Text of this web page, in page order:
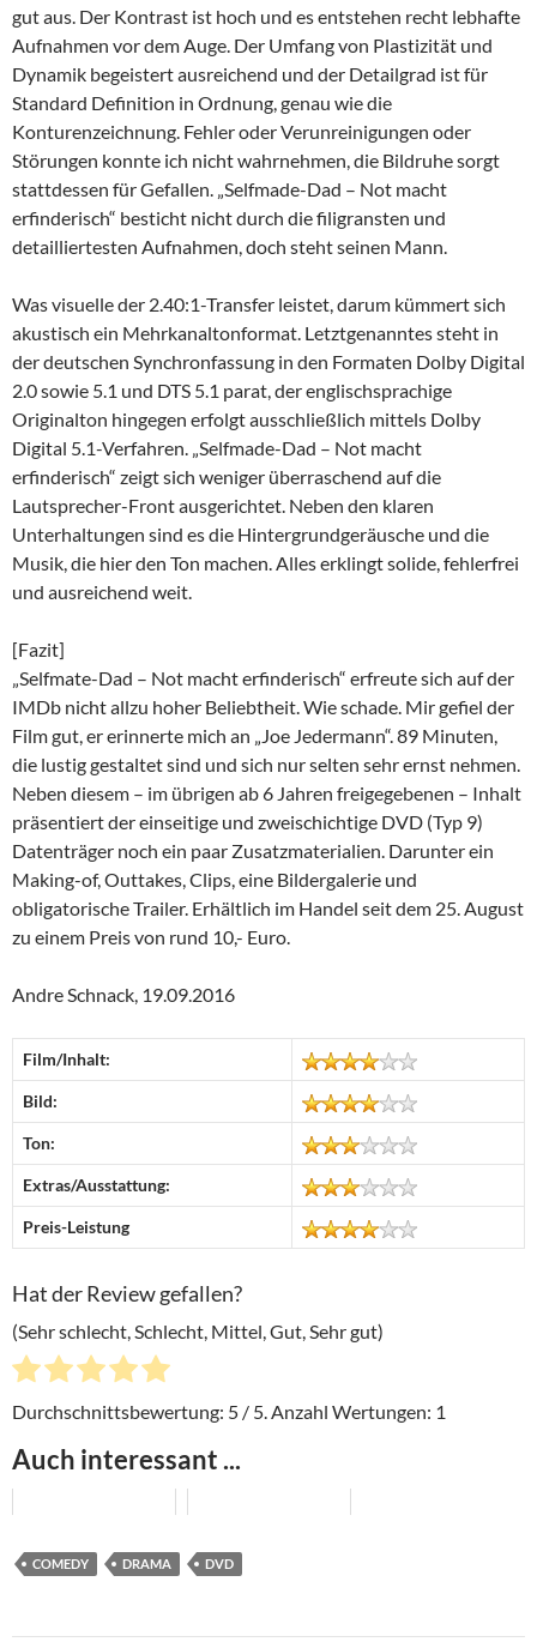
gut aus. Der Kontrast ist hoch und es entstehen recht lebhafte
Aufnahmen vor dem Auge. Der Umfang von Plastizität und
Dynamik begeistert ausreichend und der Detailgrad ist für
Standard Definition in Ordnung, genau wie die
Konturenzeichnung. Fehler oder Verunreinigungen oder
Störungen konnte ich nicht wahrnehmen, die Bildruhe sorgt
stattdessen für Gefallen. „Selfmade-Dad – Not macht
erfinderisch“ besticht nicht durch die filigransten und
detailliertesten Aufnahmen, doch steht seinen Mann.
Was visuelle der 2.40:1-Transfer leistet, darum kümmert sich
akustisch ein Mehrkanaltonformat. Letztgenanntes steht in
der deutschen Synchronfassung in den Formaten Dolby Digital
2.0 sowie 5.1 und DTS 5.1 parat, der englischsprachige
Originalton hingegen erfolgt ausschließlich mittels Dolby
Digital 5.1-Verfahren. „Selfmade-Dad – Not macht
erfinderisch“ zeigt sich weniger überraschend auf die
Lautsprecher-Front ausgerichtet. Neben den klaren
Unterhaltungen sind es die Hintergrundgeräusche und die
Musik, die hier den Ton machen. Alles erklingt solide, fehlerfrei
und ausreichend weit.
[Fazit]
„Selfmate-Dad – Not macht erfinderisch“ erfreute sich auf der
IMDb nicht allzu hoher Beliebtheit. Wie schade. Mir gefiel der
Film gut, er erinnerte mich an „Joe Jedermann“. 89 Minuten,
die lustig gestaltet sind und sich nur selten sehr ernst nehmen.
Neben diesem – im übrigen ab 6 Jahren freigegebenen – Inhalt
präsentiert der einseitige und zweischichtige DVD (Typ 9)
Datenträger noch ein paar Zusatzmaterialien. Darunter ein
Making-of, Outtakes, Clips, eine Bildergalerie und
obligatorische Trailer. Erhältlich im Handel seit dem 25. August
zu einem Preis von rund 10,- Euro.
Andre Schnack, 19.09.2016
Film/Inhalt:
Bild:
Ton:
Extras/Ausstattung:
Preis-Leistung
Hat der Review gefallen?
(Sehr schlecht, Schlecht, Mittel, Gut, Sehr gut)
Durchschnittsbewertung: 5 / 5. Anzahl Wertungen: 1
Auch interessant ...
COMEDY DRAMA DVD